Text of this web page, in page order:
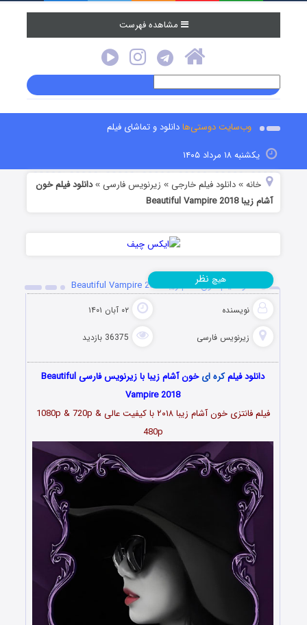
مشاهده فهرست
وب‌سایت دوستی‌هادانلود و تماشای فیلم
یکشنبه ۱۸ مرداد ۱۴۰۵
خانه »دانلود فیلم خارجی » زیرنویس فارسی »دانلود فیلم خون
آشام زیبا Beautiful Vampire 2018
دانلود فیلم خون آشام زیبا Beautiful Vampire 2018
نویسنده ۰۲ آبان ۱۴۰۱
زیرنویس فارسی 36375 بازدید
هیچ نظر
دانلود فیلمکره ای
خون آشام زیبا با زیرنویس فارسی Beautiful
Vampire 2018
فیلم فانتزی خون آشام زیبا ۲۰۱۸ با کیفیت عالی 1080p & 720p &
480p